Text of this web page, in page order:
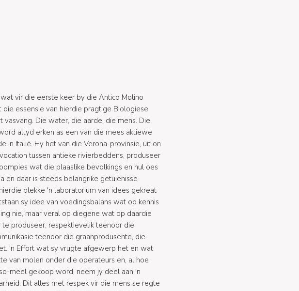
vir die eerste keer by die Antico Molino
essensie van hierdie pragtige Biologiese
Die water, die aarde, die mens. Die
altyd erken as een van die mees aktiewe
in Italië. Hy het van die Verona-provinsie, uit on
tussen antieke rivierbeddens, produseer
wat die plaaslike bevolkings en hul oes
en daar is steeds belangrike getuienisse
plekke 'n laboratorium van idees gekreat
sy idee van voedingsbalans wat op kennis
nie, maar veral op diegene wat op daardie
produseer, respektievelik teenoor die
teenoor die graanprodusente, die
'n Effort wat sy vrugte afgewerp het en wat
van molen onder die operateurs en, al hoe
meel gekoop word, neem jy deel aan 'n
Dit alles met respek vir die mens se regte